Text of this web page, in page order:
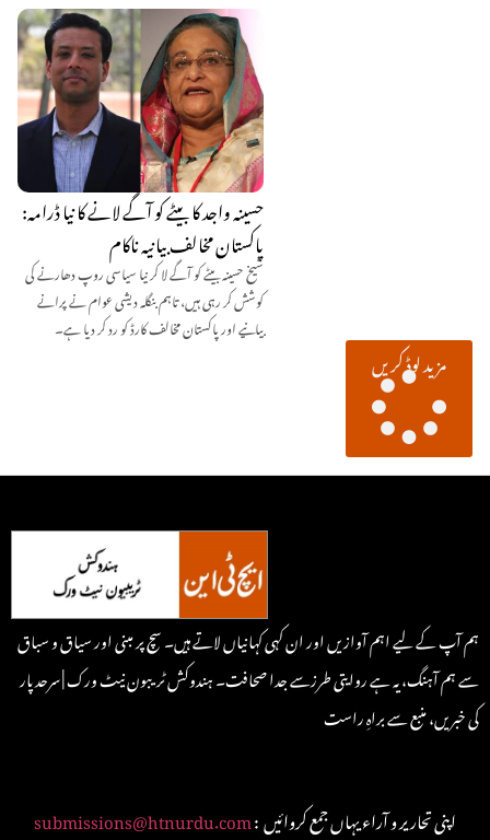
حسینہ واجد کا بیٹے کو آگے لانے کا نیا ڈرامہ:
پاکستان مخالف بیانیہ ناکام
شیخ حسینہ بیٹے کو آگے لا کر نیا سیاسی روپ دھارنے کی
کوشش کر رہی ہیں، تاہم بنگلہ دیشی عوام نے پرانے
بیانیے اور پاکستان مخالف کارڈ کو رد کر دیا ہے۔
مزید لوڈ کریں
ہم آپ کے لیے اہم آوازیں اور ان کہی کہانیاں لاتے ہیں۔ سچ پر مبنی اور سیاق و سباق
سے ہم آہنگ، یہ ہے روایتی طرزسے جدا صحافت۔ ہندوکش ٹریبون نیٹ ورک | سرحد پار
کی خبریں، منبع سے براہِ راست
submissions@htnurdu.com : اپنی تحاریر و آراء یہاں جمع کروائیں